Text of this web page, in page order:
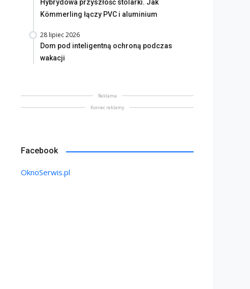
Hybrydowa przyszłość stolarki. Jak
Kömmerling łączy PVC i aluminium
28 lipiec 2026
Dom pod inteligentną ochroną podczas
wakacji
Reklama
Koniec reklamy
Facebook
OknoSerwis.pl